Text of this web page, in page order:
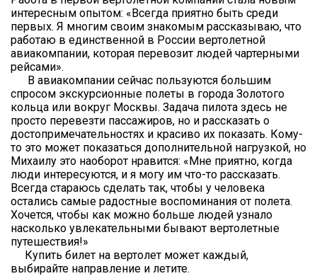
интересным опытом: «Всегда приятно быть среди
первых. Я многим своим знакомым рассказываю, что
работаю в единственной в России вертолетной
авиакомпании, которая перевозит людей чартерными
рейсами».
В авиакомпании сейчас пользуются большим
спросом экскурсионные полеты в города Золотого
кольца или вокруг Москвы. Задача пилота здесь не
просто перевезти пассажиров, но и рассказать о
достопримечательностях и красиво их показать. Кому-
то это может показаться дополнительной нагрузкой, но
Михаилу это наоборот нравится: «Мне приятно, когда
люди интересуются, и я могу им что-то рассказать.
Всегда стараюсь сделать так, чтобы у человека
остались самые радостные воспоминания от полета.
Хочется, чтобы как можно больше людей узнало
насколько увлекательными бывают вертолетные
путешествия!»
Купить билет на вертолет может каждый,
выбирайте направление и летите.